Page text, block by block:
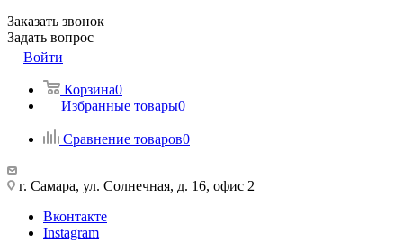
Заказать звонок
Задать вопрос
Войти
Корзина0
Избранные товары0
Сравнение товаров0
г. Самара, ул. Солнечная, д. 16, офис 2
Вконтакте
Instagram